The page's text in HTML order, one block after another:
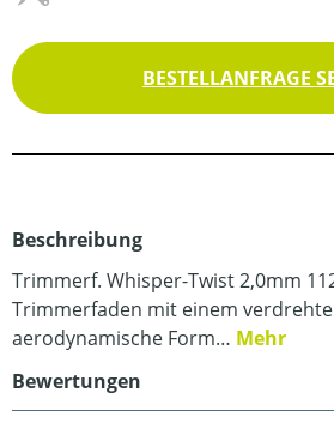
BESTELLANFRAGE
Beschreibung
Trimmerf. Whisper-Twist 2,0mm
Trimmerfaden mit einem
aerodynamische Form… Mehr
Bewertungen